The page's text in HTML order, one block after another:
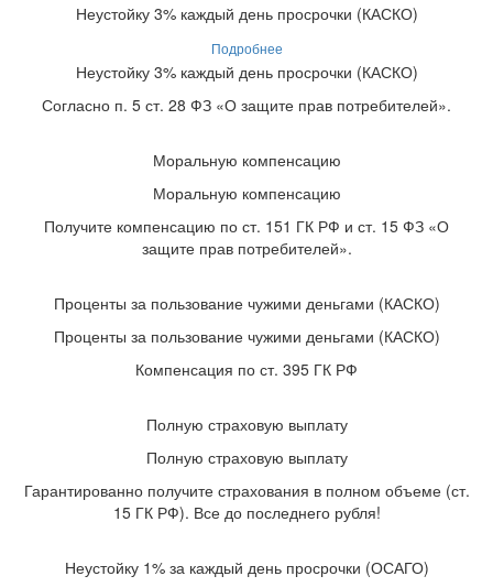
Неустойку 3% каждый день просрочки (КАСКО)
Подробнее
Неустойку 3% каждый день просрочки (КАСКО)
Согласно п. 5 ст. 28 ФЗ «О защите прав потребителей».
Моральную компенсацию
Моральную компенсацию
Получите компенсацию по ст. 151 ГК РФ и ст. 15 ФЗ «О
защите прав потребителей».
Проценты за пользование чужими деньгами (КАСКО)
Проценты за пользование чужими деньгами (КАСКО)
Компенсация по ст. 395 ГК РФ
Полную страховую выплату
Полную страховую выплату
Гарантированно получите страхования в полном объеме (ст.
15 ГК РФ). Все до последнего рубля!
Неустойку 1% за каждый день просрочки (ОСАГО)